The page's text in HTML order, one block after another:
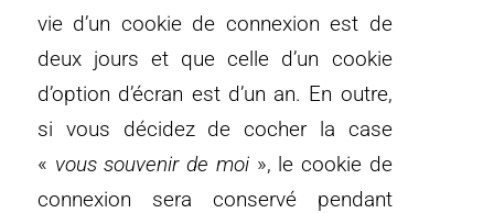
vie d’un cookie de connexion est de
deux jours et que celle d’un cookie
d’option d’écran est d’un an. En outre,
si vous décidez de cocher la case
« vous souvenir de moi», le cookie de
connexion sera conservé pendant